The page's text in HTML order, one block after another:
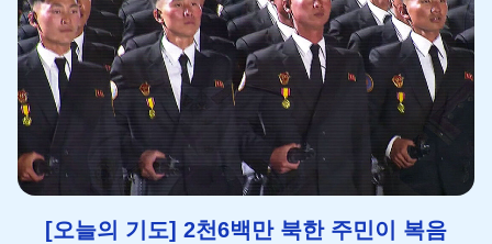
[오늘의 기도] 2천6백만 북한 주민이 복음